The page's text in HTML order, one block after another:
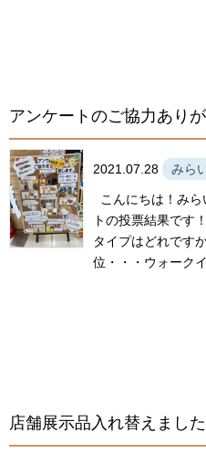
アンケートのご協力あり
2021.07.28 みら
こんにちは！み
トの投票結果です
タイプはどれです
位・・・ウォーク
店舗展示品入れ替えました